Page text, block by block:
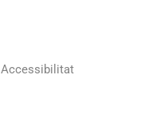
Accessibilitat